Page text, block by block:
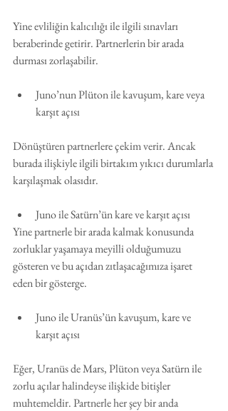
Yine evliliğin kalıcılığı ile ilgili sınavları
beraberinde getirir. Partnerlerin bir arada
durması zorlaşabilir.
Juno’nun Plüton ile kavuşum, kare veya
karşıt açısı
Dönüştüren partnerlere çekim verir. Ancak
burada ilişkiyle ilgili birtakım yıkıcı durumlarla
karşılaşmak olasıdır.
Juno ile Satürn’ün kare ve karşıt açısı
Yine partnerle bir arada kalmak konusunda
zorluklar yaşamaya meyilli olduğumuzu
gösteren ve bu açıdan zıtlaşacağımıza işaret
eden bir gösterge.
Juno ile Uranüs’ün kavuşum, kare ve
karşıt açısı
Eğer, Uranüs de Mars, Plüton veya Satürn ile
zorlu açılar halindeyse ilişkide bitişler
muhtemeldir. Partnerle her şey bir anda